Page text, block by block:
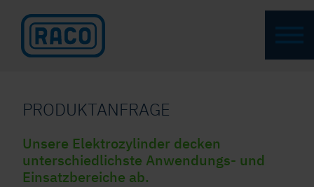
PRODUKTANFRAGE
Unsere Elektrozylinder decken
unterschiedlichste Anwendungs- und
Einsatzbereiche ab.